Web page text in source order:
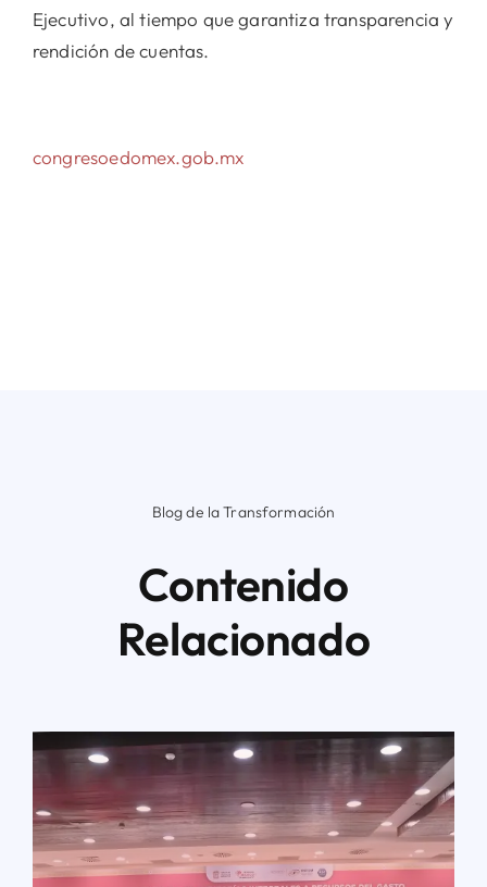
Ejecutivo, al tiempo que garantiza transparencia y
rendición de cuentas.
congresoedomex.gob.mx
Blog de la Transformación
Contenido
Relacionado